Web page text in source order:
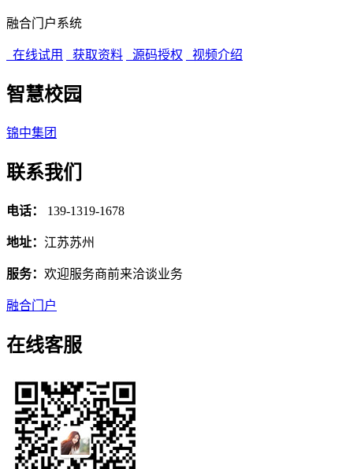
融合门户系统
在线试用 获取资料 源码授权 视频介绍
智慧校园
锦中集团
联系我们
电话： 139-1319-1678
地址： 江苏苏州
服务： 欢迎服务商前来洽谈业务
融合门户
在线客服